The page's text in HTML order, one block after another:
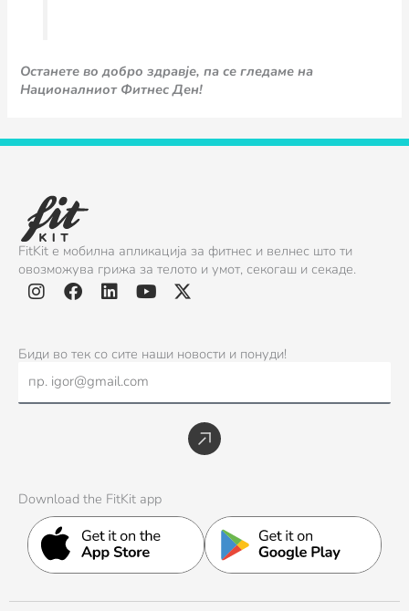
Останете во добро здравје, па се гледаме на
Националниот Фитнес Ден!
FitKit е мобилна апликација за фитнес и велнес што ти
овозможува грижа за телото и умот, секогаш и секаде.
t
a
g
e
b
o
k
e
d
t
u
b
w
t
e
Биди во тек со сите наши новости и понуди!
Submit
Download the FitKit app